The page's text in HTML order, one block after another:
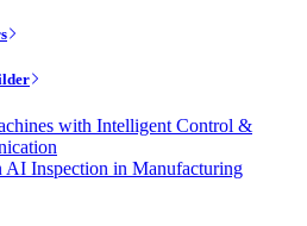
with Intelligent Control &
AI Inspection in Manufacturing